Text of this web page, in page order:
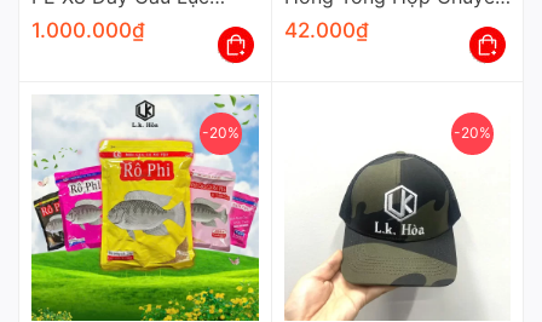
Nhật Bản Siêu Mịn Cao
Cấp
1.000.000₫
Câu Cá Rô Chép Trắm
42.000₫
-20% -20%